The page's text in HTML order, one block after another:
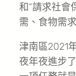
和“請求社會
需、食物需
津南區2021
夜年夜進步